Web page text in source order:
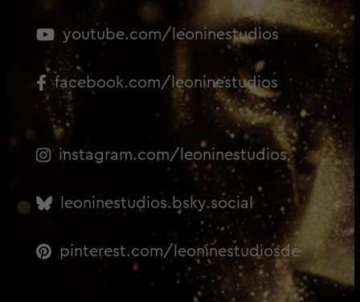
youtube.com/leoninestudios
facebook.com/leoninestudios
instagram.com/leoninestudios
leoninestudios.bsky.social
pinterest.com/leoninestudiosde